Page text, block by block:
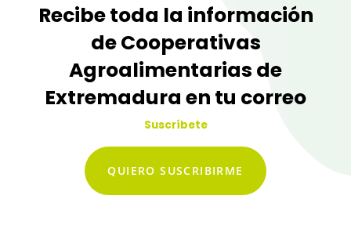
Recibe toda la información
de Cooperativas
Agroalimentarias de
Extremadura en tu correo
Suscríbete
QUIERO SUSCRIBIRME